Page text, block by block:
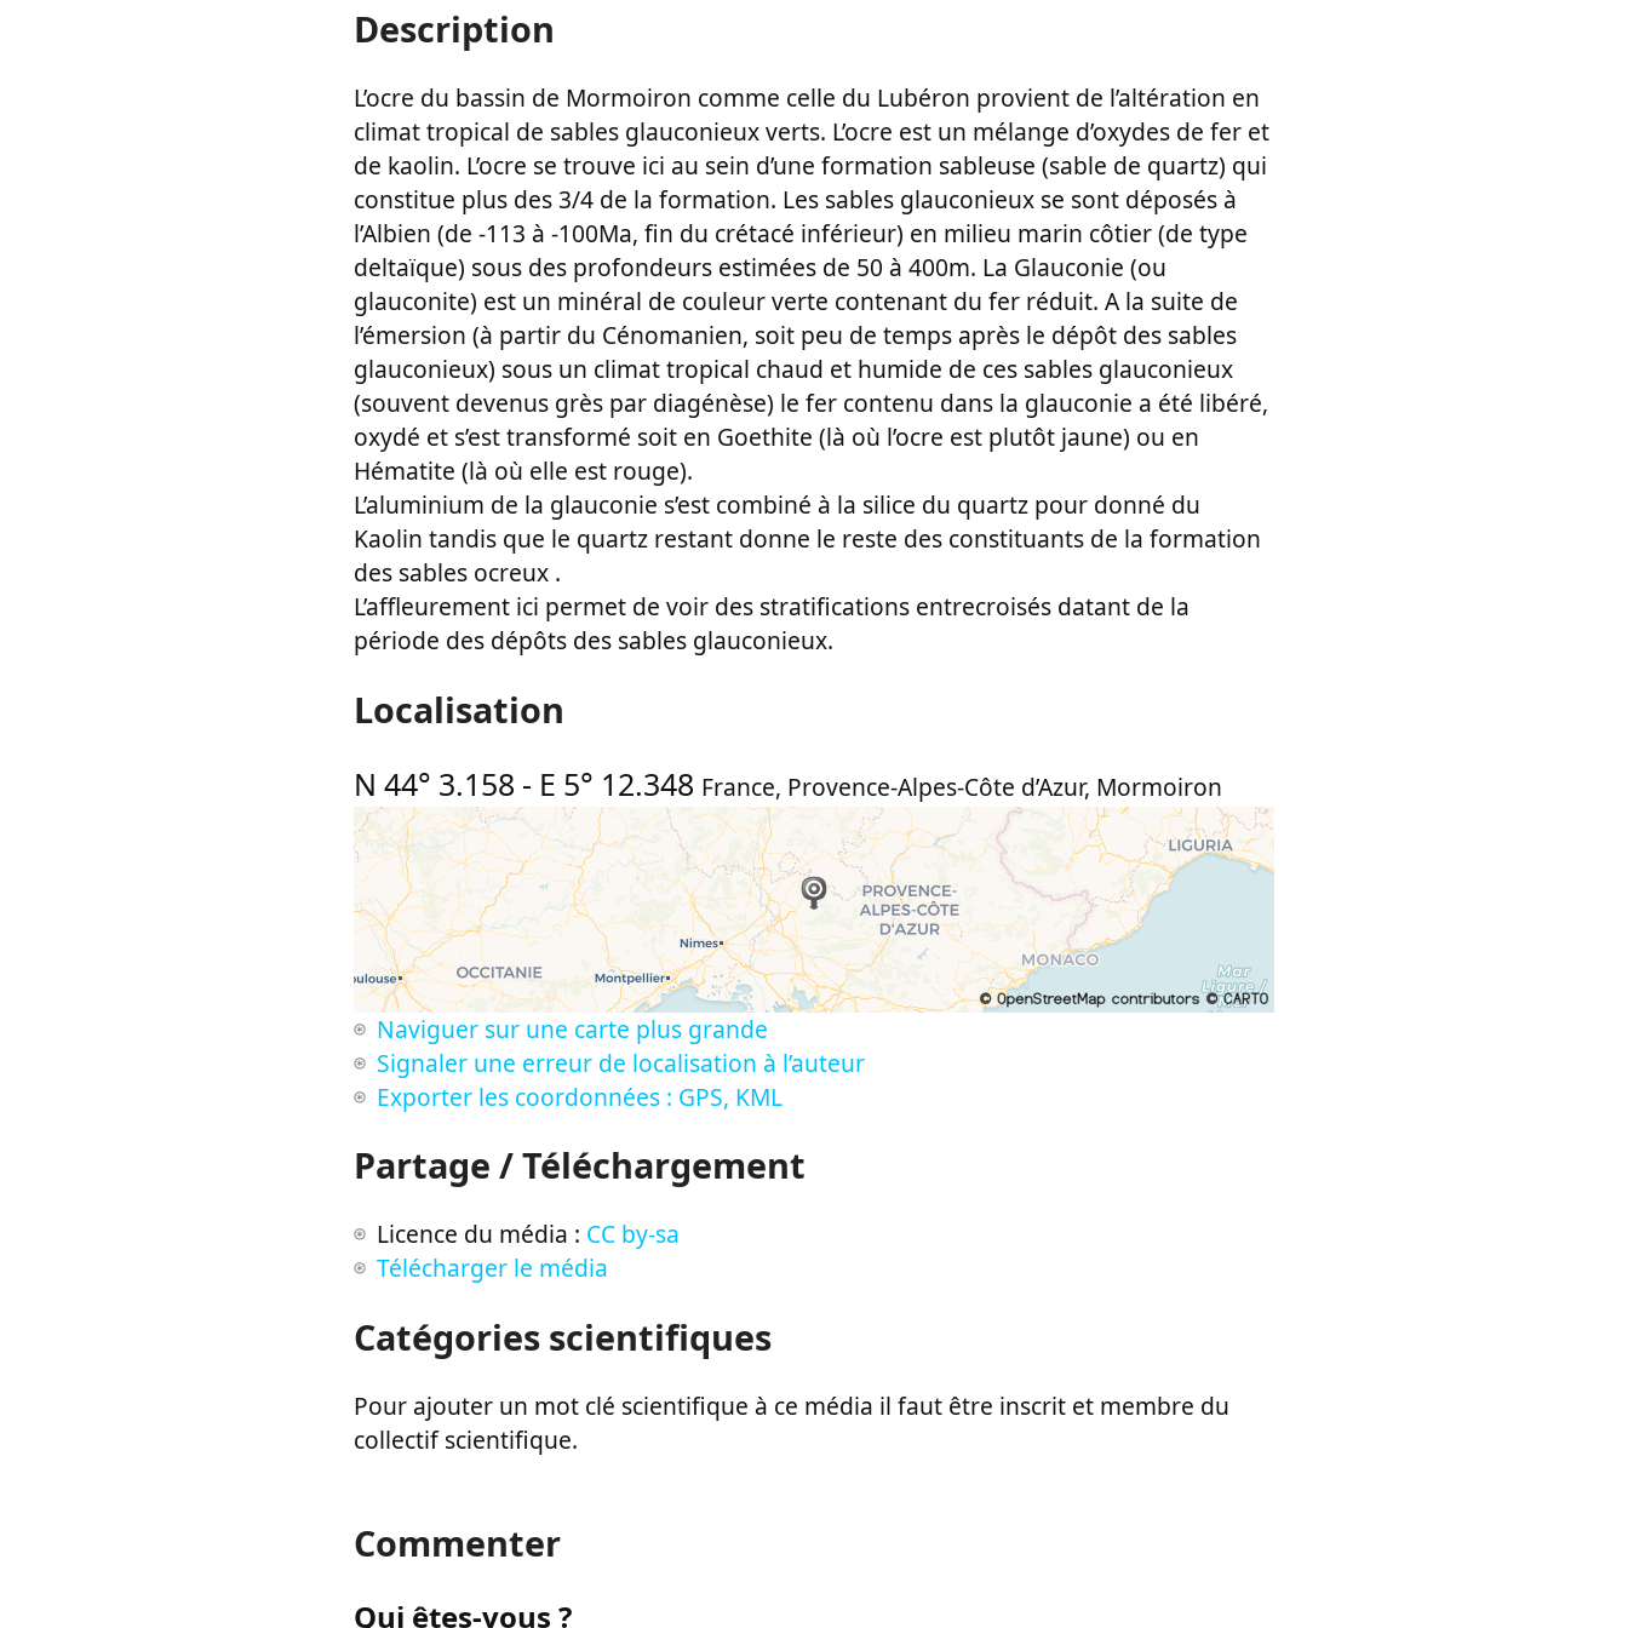
Description
L’ocre du bassin de Mormoiron comme celle du Lubéron provient de l’altération en
climat tropical de sables glauconieux verts. L’ocre est un mélange d’oxydes de fer et
de kaolin. L’ocre se trouve ici au sein d’une formation sableuse (sable de quartz) qui
constitue plus des 3/4 de la formation. Les sables glauconieux se sont déposés à
l’Albien (de -113 à -100Ma, fin du crétacé inférieur) en milieu marin côtier (de type
deltaïque) sous des profondeurs estimées de 50 à 400m. La Glauconie (ou
glauconite) est un minéral de couleur verte contenant du fer réduit. A la suite de
l’émersion (à partir du Cénomanien, soit peu de temps après le dépôt des sables
glauconieux) sous un climat tropical chaud et humide de ces sables glauconieux
(souvent devenus grès par diagénèse) le fer contenu dans la glauconie a été libéré,
oxydé et s’est transformé soit en Goethite (là où l’ocre est plutôt jaune) ou en
Hématite (là où elle est rouge).
L’aluminium de la glauconie s’est combiné à la silice du quartz pour donné du
Kaolin tandis que le quartz restant donne le reste des constituants de la formation
des sables ocreux .
L’affleurement ici permet de voir des stratifications entrecroisés datant de la
période des dépôts des sables glauconieux.
Localisation
N 44° 3.158 - E 5° 12.348 France, Provence-Alpes-Côte d’Azur, Mormoiron
Naviguer sur une carte plus grande
Signaler une erreur de localisation à l’auteur
Exporter les coordonnées : GPS, KML
Partage / Téléchargement
Licence du média : CC by-sa
Télécharger le média
Catégories scientifiques
Pour ajouter un mot clé scientifique à ce média il faut être inscrit et membre du
collectif scientifique.
Commenter
Qui êtes-vous ?